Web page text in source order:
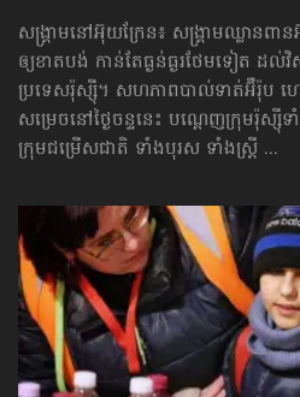
សង្គ្រាមនៅ​អ៊ុយក្រែន៖ សង្គ្រាមឈ្លានពាន
ឲ្យខាតបង់ កាន់តែធ្ងន់ធ្ងរថែមទៀត
ប្រទេសរ៉ុស្ស៊ី។ សហភាពបាល់ទាត់អ៊ឺរ៉ុប ហ
សម្រេចនៅថ្ងៃចន្ទនេះ បណ្ដេញ​ក្រុមរ៉ុស្
ក្រុមជម្រើសជាតិ ទាំងបុរស ទាំងស្ត្រី ...